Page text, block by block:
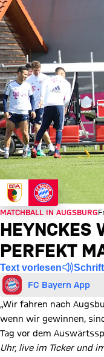
MATCHBALL IN AUGSBURG
HEYNCKES
PERFEKT
Text vorlesen
FC Bayern App
„Wir fahren nach
wenn wir gewinnen,
Tag vor dem
Uhr, live im Ticker und